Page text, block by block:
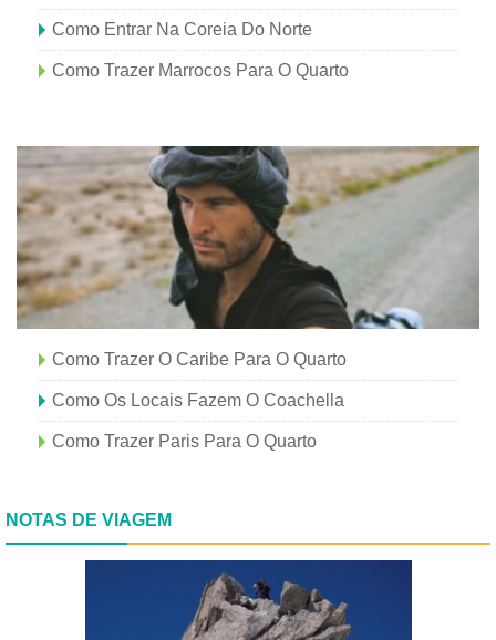
Como Entrar Na Coreia Do Norte
Como Trazer Marrocos Para O Quarto
Como Trazer O Caribe Para O Quarto
Como Os Locais Fazem O Coachella
Como Trazer Paris Para O Quarto
NOTAS DE VIAGEM